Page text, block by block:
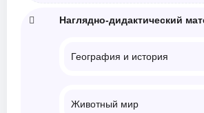
Наглядно-дидактический
География и история
Животный мир